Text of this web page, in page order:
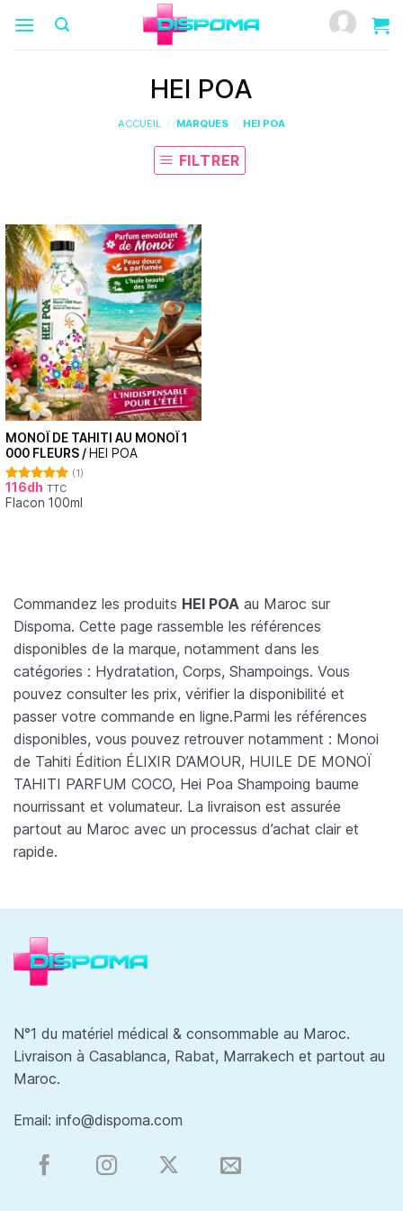
HEI POA
ACCUEIL / MARQUES / HEI POA
FILTRER
MONOÏ DE TAHITI AU MONOÏ 1
000 FLEURS / HEI POA
Note5.00
sur 5
(1)
116dh TTC
Flacon 100ml
Commandez les produits HEI POA au Maroc sur
Dispoma. Cette page rassemble les références
disponibles de la marque, notamment dans les
catégories : Hydratation, Corps, Shampoings. Vous
pouvez consulter les prix, vérifier la disponibilité et
passer votre commande en ligne.Parmi les références
disponibles, vous pouvez retrouver notamment : Monoi
de Tahiti Édition ÉLIXIR D’AMOUR, HUILE DE MONOÏ
TAHITI PARFUM COCO, Hei Poa Shampoing baume
nourrissant et volumateur. La livraison est assurée
partout au Maroc avec un processus d’achat clair et
rapide.
N°1 du matériel médical & consommable au Maroc.
Livraison à Casablanca, Rabat, Marrakech et partout au
Maroc.
Email: info@dispoma.com